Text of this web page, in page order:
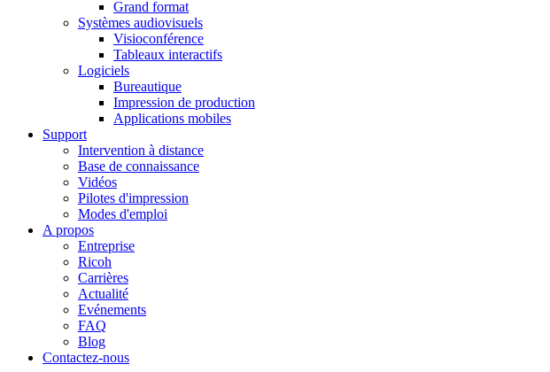
Grand format
Systèmes audiovisuels
Visioconférence
Tableaux interactifs
Logiciels
Bureautique
Impression de production
Applications mobiles
Support
Intervention à distance
Base de connaissance
Vidéos
Pilotes d'impression
Modes d'emploi
A propos
Entreprise
Ricoh
Carrières
Actualité
Evénements
FAQ
Blog
Contactez-nous